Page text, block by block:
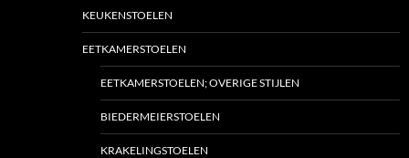
KEUKENSTOELEN
EETKAMERSTOELEN
EETKAMERSTOELEN; OVERIGE STIJLEN
BIEDERMEIERSTOELEN
KRAKELINGSTOELEN